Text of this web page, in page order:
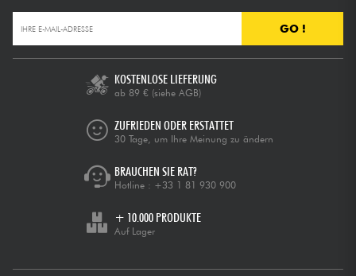
GO !
KOSTENLOSE LIEFERUNG
ab 89 € (siehe AGB)
ZUFRIEDEN ODER ERSTATTET
30 Tage, um Ihre Meinung zu ändern
BRAUCHEN SIE RAT?
Hotline : +33 1 81 930 900
+ 10.000 PRODUKTE
Auf Lager